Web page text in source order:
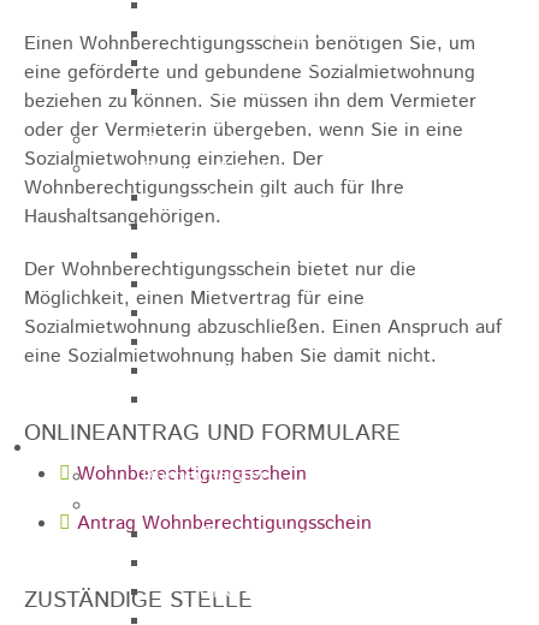
Stadthalle großer Saal
Stadthalle kleiner Saal
Tennishalle
Qualifizierter Mietspiegel
Steuern & Gebühren
Wasserverbrauchsgebühr
Hundesteuer
Vergnügungssteuer
Hebesätze
Kindergartengebühren
Hallenbenutzungsgebühren
Hallenbad & Freibad
Politik
Bürgermeister
Bauausschuss
GEO - Vertreter im Aufsichtsrat
Einen Wohnberechtigungsschein benötigen Sie, um
eine geförderte und gebundene Sozialmietwohnung
beziehen zu können. Sie müssen ihn dem Vermieter
oder der Vermieterin übergeben, wenn Sie in eine
Sozialmietwohnung einziehen. Der
Wohnberechtigungsschein gilt auch für Ihre
Haushaltsangehörigen.
Der Wohnberechtigungsschein bietet nur die
Möglichkeit, einen Mietvertrag für eine
Sozialmietwohnung abzuschließen. Einen Anspruch auf
eine Sozialmietwohnung haben Sie damit nicht.
ONLINEANTRAG UND FORMULARE
Wohnberechtigungsschein
Antrag Wohnberechtigungsschein
ZUSTÄNDIGE STELLE